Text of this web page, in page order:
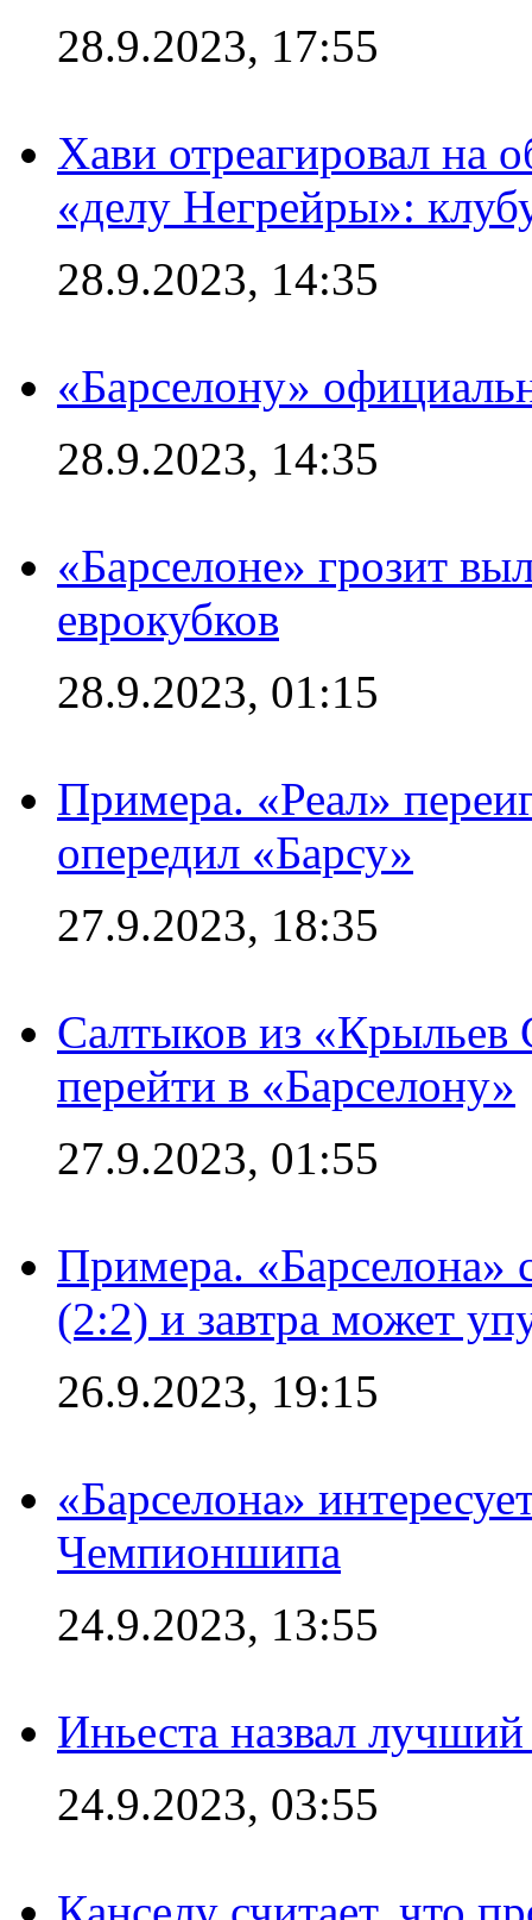
28.9.2023, 17:55
Хави отреагировал на
«делу Негрейры»:
28.9.2023, 14:35
«Барселону»
28.9.2023, 14:35
«Барселоне» грозит
еврокубков
28.9.2023, 01:15
Примера. «Реал»
опередил «Барсу»
27.9.2023, 18:35
Салтыков из «Крыльев
перейти в «Барселону»
27.9.2023, 01:55
Примера. «Барселона»
(2:2) и завтра может
26.9.2023, 19:15
«Барселона»
Чемпионшипа
24.9.2023, 13:55
Иньеста назвал
24.9.2023, 03:55